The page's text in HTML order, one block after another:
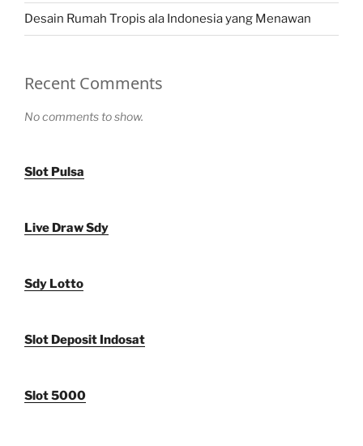
Desain Rumah Tropis ala Indonesia yang Menawan
Recent Comments
No comments to show.
Slot Pulsa
Live Draw Sdy
Sdy Lotto
Slot Deposit Indosat
Slot 5000